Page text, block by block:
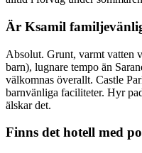
Är Ksamil
Absolut. Grunt, varmt vatten
barn), lugnare tempo än
välkomnas överallt. Castle
barnvänliga faciliteter. Hyr
älskar det.
Finns det hotell med